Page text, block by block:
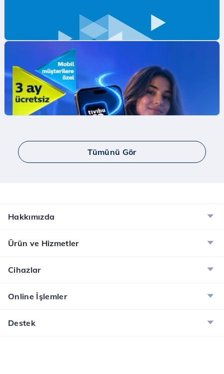
Mobil Ödeme ile ilk App Store Harcamana
İndirim Fırsatı!
Mobil Ödeme ile App Store'da ilk harcamana
indirim kazan.
İncele
Yaay ve Bip Ücretsiz İnternet Kampanyası
İncele
dünyanın tadını çıkarın!
İncele
Tümünü Gör
Hakkımızda
Ürün ve Hizmetler
Cihazlar
Online İşlemler
Destek